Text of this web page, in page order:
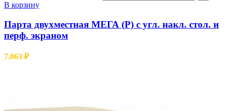
В корзину
Парта двухместная МЕГА (Р) с угл. накл. стол. и
перф. экраном
7.063 ₽